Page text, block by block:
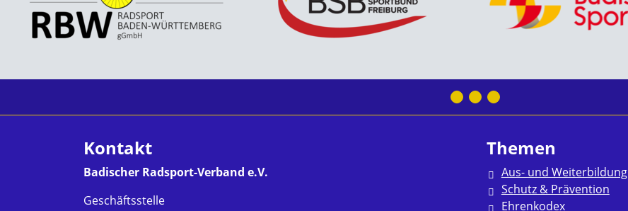
Kontakt
Badischer Radsport-Verband e.V.
Geschäftsstelle
Themen
Aus- und Weiterbildung
Schutz & Prävention
Ehrenkodex